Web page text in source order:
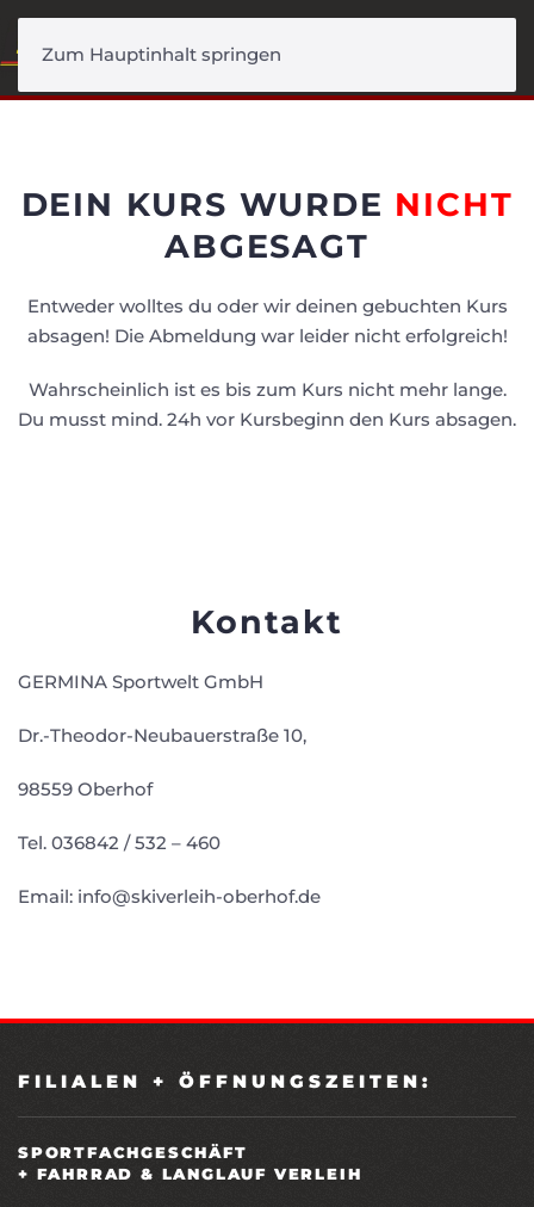
Zum Hauptinhalt springen
DEIN KURS WURDE NICHT
ABGESAGT
Entweder wolltes du oder wir deinen gebuchten Kurs
absagen! Die Abmeldung war leider nicht erfolgreich!
Wahrscheinlich ist es bis zum Kurs nicht mehr lange.
Du musst mind. 24h vor Kursbeginn den Kurs absagen.
Kontakt
GERMINA Sportwelt GmbH
Dr.-Theodor-Neubauerstraße 10,
98559 Oberhof
Tel. 036842 / 532 – 460
Email: info@skiverleih-oberhof.de
FILIALEN + ÖFFNUNGSZEITEN:
SPORTFACHGESCHÄFT
+ FAHRRAD & LANGLAUF VERLEIH